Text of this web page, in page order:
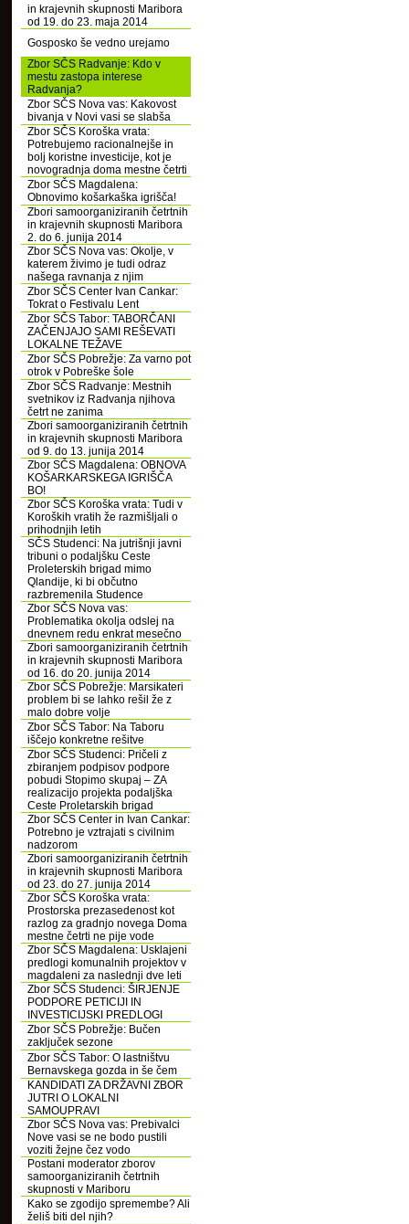
in krajevnih skupnosti Maribora
od 19. do 23. maja 2014
Gosposko še vedno urejamo
Zbor SČS Radvanje: Kdo v
mestu zastopa interese
Radvanja?
Zbor SČS Nova vas: Kakovost
bivanja v Novi vasi se slabša
Zbor SČS Koroška vrata:
Potrebujemo racionalnejše in
bolj koristne investicije, kot je
novogradnja doma mestne četrti
Zbor SČS Magdalena:
Obnovimo košarkaška igrišča!
Zbori samoorganiziranih četrtnih
in krajevnih skupnosti Maribora
2. do 6. junija 2014
Zbor SČS Nova vas: Okolje, v
katerem živimo je tudi odraz
našega ravnanja z njim
Zbor SČS Center Ivan Cankar:
Tokrat o Festivalu Lent
Zbor SČS Tabor: TABORČANI
ZAČENJAJO SAMI REŠEVATI
LOKALNE TEŽAVE
Zbor SČS Pobrežje: Za varno pot
otrok v Pobreške šole
Zbor SČS Radvanje: Mestnih
svetnikov iz Radvanja njihova
četrt ne zanima
Zbori samoorganiziranih četrtnih
in krajevnih skupnosti Maribora
od 9. do 13. junija 2014
Zbor SČS Magdalena: OBNOVA
KOŠARKARSKEGA IGRIŠČA
BO!
Zbor SČS Koroška vrata: Tudi v
Koroških vratih že razmišljali o
prihodnjih letih
SČS Studenci: Na jutrišnji javni
tribuni o podaljšku Ceste
Proleterskih brigad mimo
Qlandije, ki bi občutno
razbremenila Studence
Zbor SČS Nova vas:
Problematika okolja odslej na
dnevnem redu enkrat mesečno
Zbori samoorganiziranih četrtnih
in krajevnih skupnosti Maribora
od 16. do 20. junija 2014
Zbor SČS Pobrežje: Marsikateri
problem bi se lahko rešil že z
malo dobre volje
Zbor SČS Tabor: Na Taboru
iščejo konkretne rešitve
Zbor SČS Studenci: Pričeli z
zbiranjem podpisov podpore
pobudi Stopimo skupaj – ZA
realizacijo projekta podaljška
Ceste Proletarskih brigad
Zbor SČS Center in Ivan Cankar:
Potrebno je vztrajati s civilnim
nadzorom
Zbori samoorganiziranih četrtnih
in krajevnih skupnosti Maribora
od 23. do 27. junija 2014
Zbor SČS Koroška vrata:
Prostorska prezasedenost kot
razlog za gradnjo novega Doma
mestne četrti ne pije vode
Zbor SČS Magdalena: Usklajeni
predlogi komunalnih projektov v
magdaleni za naslednji dve leti
Zbor SČS Studenci: ŠIRJENJE
PODPORE PETICIJI IN
INVESTICIJSKI PREDLOGI
Zbor SČS Pobrežje: Bučen
zaključek sezone
Zbor SČS Tabor: O lastništvu
Bernavskega gozda in še čem
KANDIDATI ZA DRŽAVNI ZBOR
JUTRI O LOKALNI
SAMOUPRAVI
Zbor SČS Nova vas: Prebivalci
Nove vasi se ne bodo pustili
voziti žejne čez vodo
Postani moderator zborov
samoorganiziranih četrtnih
skupnosti v Mariboru
Kako se zgodijo spremembe? Ali
želiš biti del njih?